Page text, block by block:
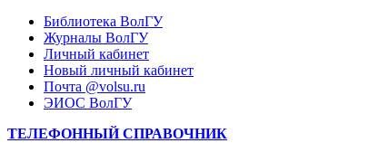
Библиотека ВолГУ
Журналы ВолГУ
Личный кабинет
Новый личный кабинет
Почта @volsu.ru
ЭИОС ВолГУ
ТЕЛЕФОННЫЙ СПРАВОЧНИК